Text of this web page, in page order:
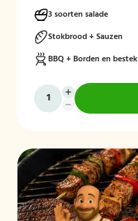
3 soorten salade
Stokbrood + Sauzen
BBQ + Borden en bestek